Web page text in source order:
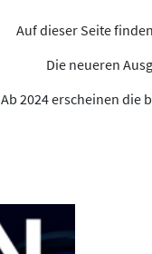
Auf dieser Seite
Die neueren
Ab 2024 erscheinen die